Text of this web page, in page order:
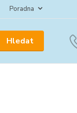
Poradna
Hledat